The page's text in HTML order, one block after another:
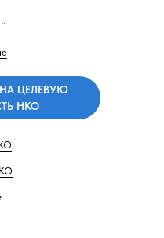
ЦЕЛЕВУЮ
НКО